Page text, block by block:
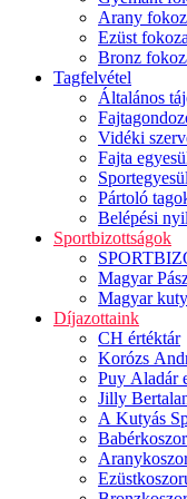
Arany
Ezüst
Bronz
Tagfelvétel
Általános
Vidéki
Fajta
Pártoló
Belépési
Sportbizottságok
Magyar
Magyar
Díjazottaink
CH értéktár
Korózs
Puy Aladár
Jilly
A Kutyás